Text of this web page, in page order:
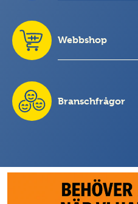
Webbshop
Branschfrågor